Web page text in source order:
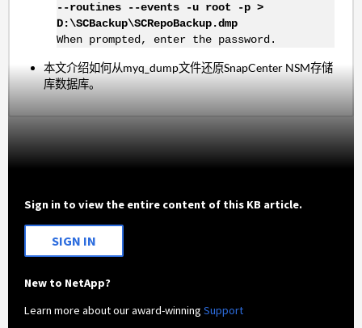
--routines --events -u root -p >
D:\SCBackup\SCRepoBackup.dmp
When prompted, enter the password.
本文介绍如何从myq_dump文件还原SnapCenter NSM存储
库数据库。
Sign in to view the entire content of this KB article.
SIGN IN
New to NetApp?
Learn more about our award-winningSupport